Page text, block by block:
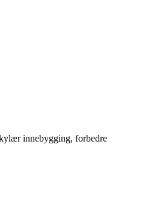
innebygging, forbedre